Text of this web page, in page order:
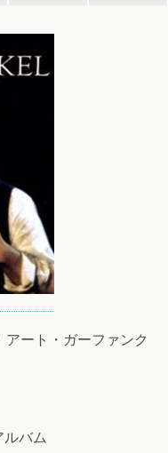
・ガーファンク
ルバム